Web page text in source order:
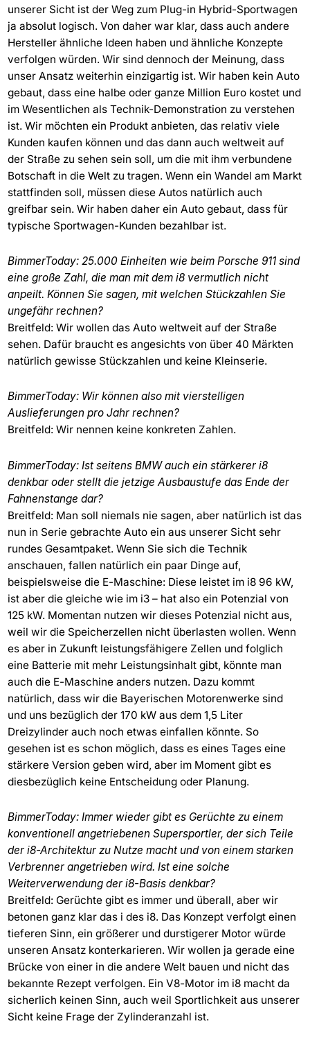
unserer Sicht ist der Weg zum Plug-in Hybrid-Sportwagen
ja absolut logisch. Von daher war klar, dass auch andere
Hersteller ähnliche Ideen haben und ähnliche Konzepte
verfolgen würden. Wir sind dennoch der Meinung, dass
unser Ansatz weiterhin einzigartig ist. Wir haben kein Auto
gebaut, dass eine halbe oder ganze Million Euro kostet und
im Wesentlichen als Technik-Demonstration zu verstehen
ist. Wir möchten ein Produkt anbieten, das relativ viele
Kunden kaufen können und das dann auch weltweit auf
der Straße zu sehen sein soll, um die mit ihm verbundene
Botschaft in die Welt zu tragen. Wenn ein Wandel am Markt
stattfinden soll, müssen diese Autos natürlich auch
greifbar sein. Wir haben daher ein Auto gebaut, dass für
typische Sportwagen-Kunden bezahlbar ist.
BimmerToday: 25.000 Einheiten wie beim Porsche 911 sind
eine große Zahl, die man mit dem i8 vermutlich nicht
anpeilt. Können Sie sagen, mit welchen Stückzahlen Sie
ungefähr rechnen?
Breitfeld: Wir wollen das Auto weltweit auf der Straße
sehen. Dafür braucht es angesichts von über 40 Märkten
natürlich gewisse Stückzahlen und keine Kleinserie.
BimmerToday: Wir können also mit vierstelligen
Auslieferungen pro Jahr rechnen?
Breitfeld: Wir nennen keine konkreten Zahlen.
BimmerToday: Ist seitens BMW auch ein stärkerer i8
denkbar oder stellt die jetzige Ausbaustufe das Ende der
Fahnenstange dar?
Breitfeld: Man soll niemals nie sagen, aber natürlich ist das
nun in Serie gebrachte Auto ein aus unserer Sicht sehr
rundes Gesamtpaket. Wenn Sie sich die Technik
anschauen, fallen natürlich ein paar Dinge auf,
beispielsweise die E-Maschine: Diese leistet im i8 96 kW,
ist aber die gleiche wie im i3 – hat also ein Potenzial von
125 kW. Momentan nutzen wir dieses Potenzial nicht aus,
weil wir die Speicherzellen nicht überlasten wollen. Wenn
es aber in Zukunft leistungsfähigere Zellen und folglich
eine Batterie mit mehr Leistungsinhalt gibt, könnte man
auch die E-Maschine anders nutzen. Dazu kommt
natürlich, dass wir die Bayerischen Motorenwerke sind
und uns bezüglich der 170 kW aus dem 1,5 Liter
Dreizylinder auch noch etwas einfallen könnte. So
gesehen ist es schon möglich, dass es eines Tages eine
stärkere Version geben wird, aber im Moment gibt es
diesbezüglich keine Entscheidung oder Planung.
BimmerToday: Immer wieder gibt es Gerüchte zu einem
konventionell angetriebenen Supersportler, der sich Teile
der i8-Architektur zu Nutze macht und von einem starken
Verbrenner angetrieben wird. Ist eine solche
Weiterverwendung der i8-Basis denkbar?
Breitfeld: Gerüchte gibt es immer und überall, aber wir
betonen ganz klar das i des i8. Das Konzept verfolgt einen
tieferen Sinn, ein größerer und durstigerer Motor würde
unseren Ansatz konterkarieren. Wir wollen ja gerade eine
Brücke von einer in die andere Welt bauen und nicht das
bekannte Rezept verfolgen. Ein V8-Motor im i8 macht da
sicherlich keinen Sinn, auch weil Sportlichkeit aus unserer
Sicht keine Frage der Zylinderanzahl ist.